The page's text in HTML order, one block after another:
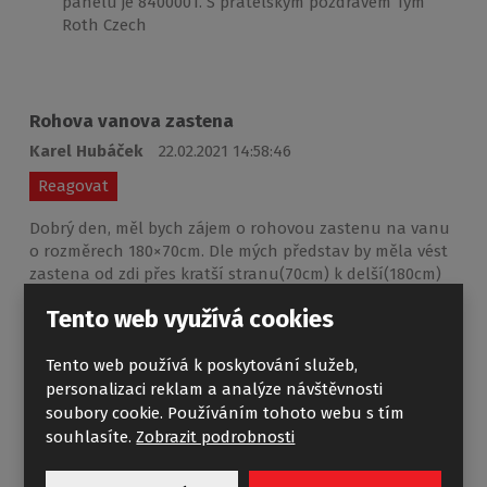
Roth Czech
Rohova vanova zastena
Karel Hubáček
22.02.2021 14:58:46
Reagovat
Dobrý den, měl bych zájem o rohovou zastenu na vanu
o rozměrech 180×70cm. Dle mých představ by měla vést
zastena od zdi přes kratší stranu(70cm) k delší(180cm)
by bylo sklopné. Profily ideálně v bílé nebo zlaté barvě.
ATYP vanové zástěny
12.03.2021 08:57:10
Tento web využívá cookies
Tento web používá k poskytování služeb,
personalizaci reklam a analýze návštěvnosti
soubory cookie. Používáním tohoto webu s tím
souhlasíte.Zobrazit podrobnosti